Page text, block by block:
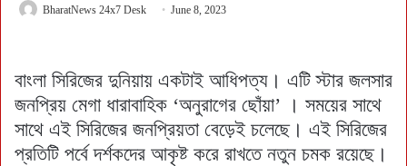
BharatNews 24x7 Desk June 8, 2023
বাংলা সিরিজের দুনিয়ায় একটাই আধিপত্য। এটি স্টার জলসার
জনপ্রিয় মেগা ধারাবাহিক ‘অনুরাগের ছোঁয়া’ । সময়ের সাথে
সাথে এই সিরিজের জনপ্রিয়তা বেড়েই চলেছে। এই সিরিজের
প্রতিটি পর্বে দর্শকদের আকৃষ্ট করে রাখতে নতুন চমক রয়েছে।